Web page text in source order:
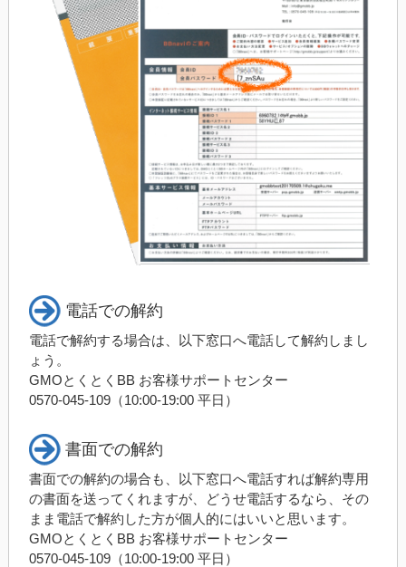
電話での解約
電話で解約する場合は、以下窓口へ電話して解約しまし
ょう。
GMOとくとくBB お客様サポートセンター
0570-045-109（10:00-19:00 平日）
書面での解約
書面での解約の場合も、以下窓口へ電話すれば解約専用
の書面を送ってくれますが、どうせ電話するなら、その
まま電話で解約した方が個人的にはいいと思います。
GMOとくとくBB お客様サポートセンター
0570-045-109（10:00-19:00 平日）